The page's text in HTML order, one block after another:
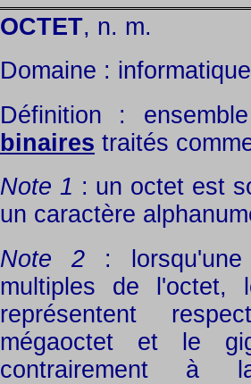
OCTET, n. m.
Domaine :
Définition :
binaires traités
Note 1 : un octet est
un caractère
Note 2 :
multiples de
représentent
mégaoctet et le
contrairement à